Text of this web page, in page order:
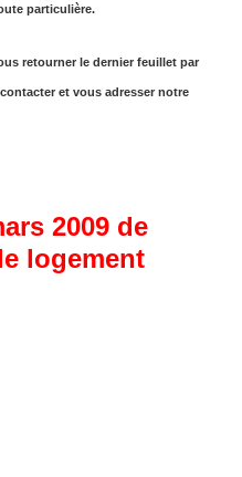
particulière.
retourner le dernier feuillet par
et vous adresser notre
2009 de
logement